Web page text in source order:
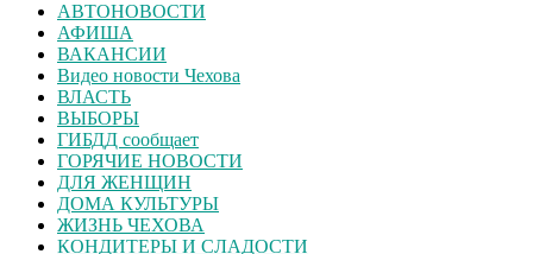
АВТОНОВОСТИ
АФИША
ВАКАНСИИ
Видео новости Чехова
ВЛАСТЬ
ВЫБОРЫ
ГИБДД сообщает
ГОРЯЧИЕ НОВОСТИ
ДЛЯ ЖЕНЩИН
ДОМА КУЛЬТУРЫ
ЖИЗНЬ ЧЕХОВА
КОНДИТЕРЫ И СЛАДОСТИ